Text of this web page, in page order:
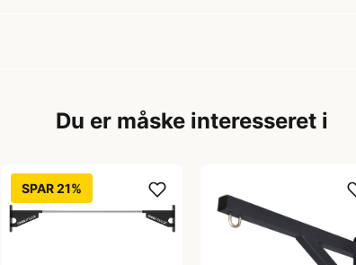
Du er måske interesseret i
SPAR 21%